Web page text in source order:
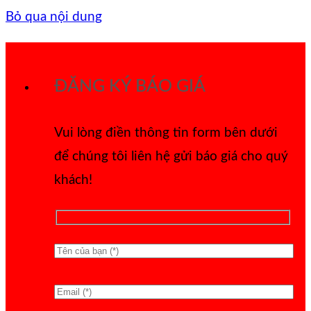
Bỏ qua nội dung
ĐĂNG KÝ BÁO GIÁ
Vui lòng điền thông tin form bên dưới
để chúng tôi liên hệ gửi báo giá cho quý
khách!